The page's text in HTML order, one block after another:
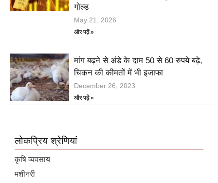
गोल्ड
May 21, 2026
और पढ़ें »
मांग बढ़ने से अंडे के दाम 50 से 60 रुपये बढ़े,
चिकन की कीमतों में भी इजाफा
December 26, 2023
और पढ़ें »
लोकप्रिय श्रेणियां
कृषि व्यवसाय
मशीनरी